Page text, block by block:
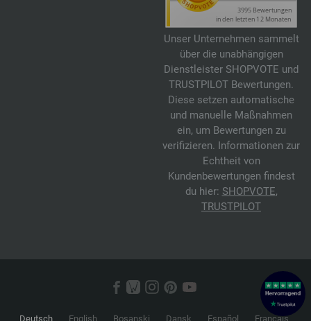
Unser Unternehmen sammelt
über die unabhängigen
Dienstleister SHOPVOTE und
TRUSTPILOT Bewertungen.
Diese setzen automatische
und manuelle Maßnahmen
ein, um Bewertungen zu
verifizieren. Informationen zur
Echtheit von
Kundenbewertungen findest
du hier: SHOPVOTE,
TRUSTPILOT
Deutsch English Bosanski Dansk Español Français